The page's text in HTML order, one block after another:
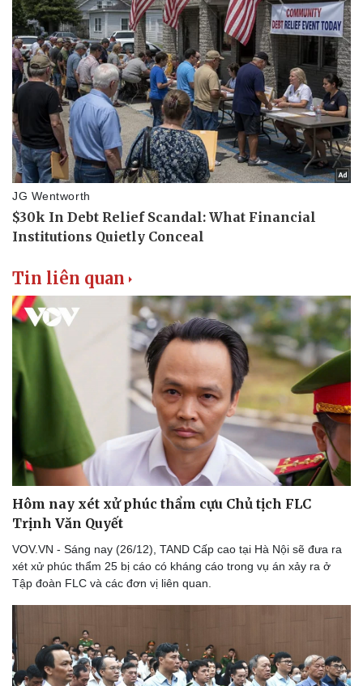
Thể thao
Bóng đá
Lịch thi đấu bóng đá
Thế giới thể thao
eSports
Hậu trường
Ô tô - Xe máy
Tư vấn
Tin liên quan
Hôm nay xét xử phúc thẩm cựu Chủ tịch FLC
Trịnh Văn Quyết
VOV.VN - Sáng nay (26/12), TAND Cấp cao tại Hà Nội sẽ đưa ra
xét xử phúc thẩm 25 bị cáo có kháng cáo trong vụ án xảy ra ở
Tập đoàn FLC và các đơn vị liên quan.